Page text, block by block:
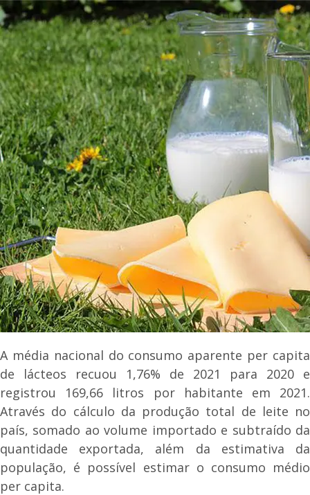
A média nacional do consumo aparente per capita
de lácteos recuou 1,76% de 2021 para 2020 e
registrou 169,66 litros por habitante em 2021.
Através do cálculo da produção total de leite no
país, somado ao volume importado e subtraído da
quantidade exportada, além da estimativa da
população, é possível estimar o consumo médio
per capita.